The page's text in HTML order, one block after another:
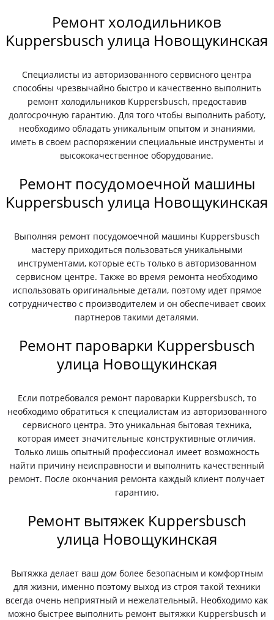
Ремонт холодильников
Kuppersbusch улица Новощукинская
Специалисты из авторизованного сервисного центра
способны чрезвычайно быстро и качественно выполнить
ремонт холодильников Kuppersbusch, предоставив
долгосрочную гарантию. Для того чтобы выполнить работу,
необходимо обладать уникальным опытом и знаниями,
иметь в своем распоряжении специальные инструменты и
высококачественное оборудование.
Ремонт посудомоечной машины
Kuppersbusch улица Новощукинская
Выполняя ремонт посудомоечной машины Kuppersbusch
мастеру приходиться пользоваться уникальными
инструментами, которые есть только в авторизованном
сервисном центре. Также во время ремонта необходимо
использовать оригинальные детали, поэтому идет прямое
сотрудничество с производителем и он обеспечивает своих
партнеров такими деталями.
Ремонт пароварки Kuppersbusch
улица Новощукинская
Если потребовался ремонт пароварки Kuppersbusch, то
необходимо обратиться к специалистам из авторизованного
сервисного центра. Это уникальная бытовая техника,
которая имеет значительные конструктивные отличия.
Только лишь опытный профессионал имеет возможность
найти причину неисправности и выполнить качественный
ремонт. После окончания ремонта каждый клиент получает
гарантию.
Ремонт вытяжек Kuppersbusch
улица Новощукинская
Вытяжка делает ваш дом более безопасным и комфортным
для жизни, именно поэтому выход из строя такой техники
всегда очень неприятный и нежелательный. Необходимо как
можно быстрее выполнить ремонт вытяжки Kuppersbusch и